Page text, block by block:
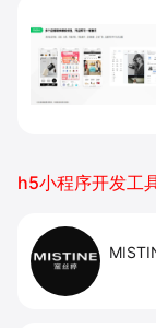
h5小程序开发工